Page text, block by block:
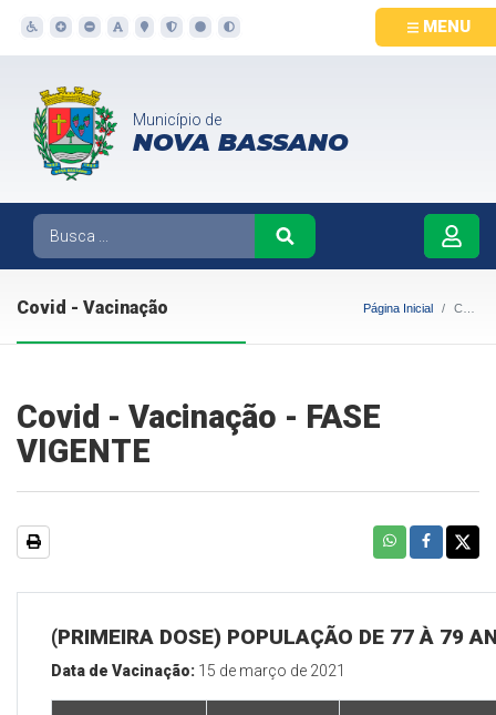
MENU
Município de
NOVA BASSANO
Covid - Vacinação Página Inicial Covid - Vacinação
Covid - Vacinação - FASE
VIGENTE
(PRIMEIRA DOSE) POPULAÇÃO DE 77 À 79
Data de Vacinação: 15 de março de 2021